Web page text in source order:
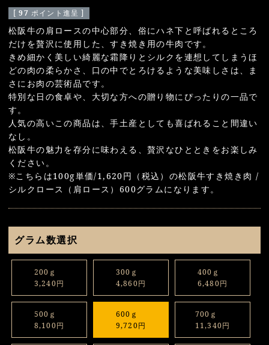
[ 97 ポイント進呈 ]
松阪牛の肩ロースの中心部分、俗にハネ下と呼ばれるところ
だけを贅沢に使用した、すき焼き用の牛肉です。
きめ細かく美しい綺麗な霜降りとシルクを連想してしまうほ
どの肉の柔らかさ、口の中でとろけるような美味しさは、ま
さにお肉の芸術品です。
特別な日の食卓や、大切な方への贈り物にぴったりの一品で
す。
人気の高いこの商品は、手土産としても喜ばれること間違い
なし。
松阪牛の魅力を存分に味わえる、贅沢なひとときをお楽しみ
ください。
※こちらは100g単価/1,620円（税込）の松阪牛すき焼き肉 /
シルクロース（肩ロース）600グラムになります。
グラム数選択
200ｇ
3,240円
300ｇ
4,860円
400ｇ
6,480円
500ｇ
8,100円
600ｇ
9,720円
700ｇ
11,340円